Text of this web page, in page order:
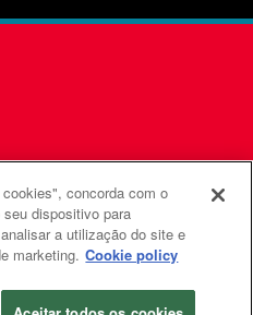
é uma agência da Igreja
Unida
Unidas. Todos os direitos
concorda com o
dispositivo para
a utilização do site e
marketing. Cookie policy